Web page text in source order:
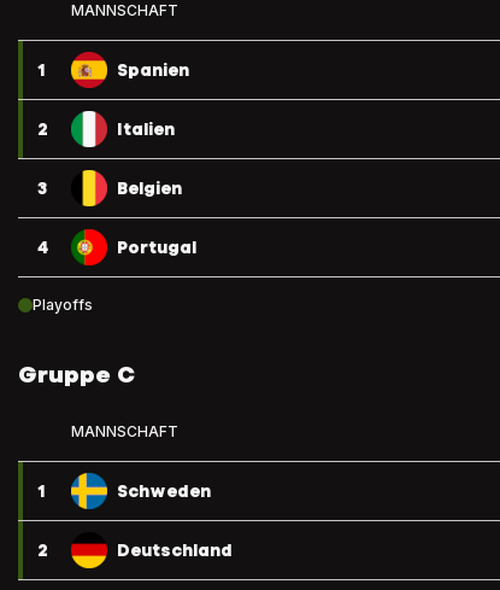
MANNSCHAFT
1 Spanien
2 Italien
3 Belgien
4 Portugal
Playoffs
Gruppe C
MANNSCHAFT
1 Schweden
2 Deutschland